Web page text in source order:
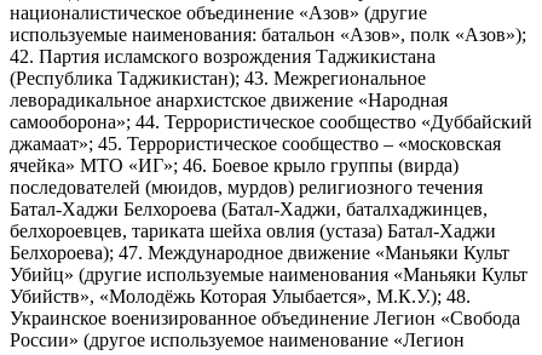
националистическое объединение «Азов» (другие
используемые наименования: батальон «Азов», полк «Азов»);
42. Партия исламского возрождения Таджикистана
(Республика Таджикистан); 43. Межрегиональное
леворадикальное анархистское движение «Народная
самооборона»; 44. Террористическое сообщество «Дуббайский
джамаат»; 45. Террористическое сообщество – «московская
ячейка» МТО «ИГ»; 46. Боевое крыло группы (вирда)
последователей (мюидов, мурдов) религиозного течения
Батал-Хаджи Белхороева (Батал-Хаджи, баталхаджинцев,
белхороевцев, тариката шейха овлия (устаза) Батал-Хаджи
Белхороева); 47. Международное движение «Маньяки Культ
Убийц» (другие используемые наименования «Маньяки Культ
Убийств», «Молодёжь Которая Улыбается», М.К.У.); 48.
Украинское военизированное объединение Легион «Свобода
России» (другое используемое наименование «Легион